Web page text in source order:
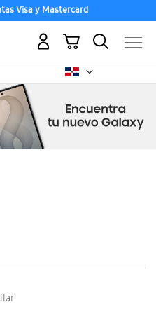
Visa y Mastercard
Mi carrito